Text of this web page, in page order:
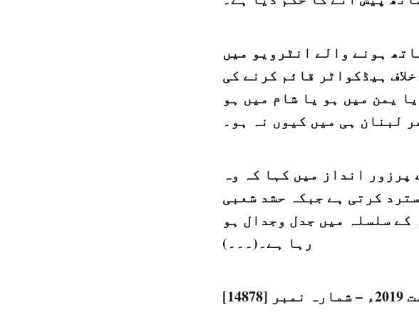
ہونے والے انٹرویو میں
ہیڈکواٹر قائم کرنے کی
یمن میں ہو یا شام میں ہو
لبنان ہی میں کیوں نہ ہو۔
انداز میں کہا کہ وہ
کرتی ہے جبکہ حشد شعبی
سلسلہ میں جدل وجدال ہو
رہا ہے۔(۔۔۔)